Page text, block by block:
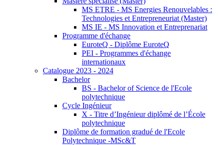
MS ETRE - MS Energies Renouvelables :
Technologies et Entrepreneuriat (Master)
MS IE - MS Innovation et Entreprenariat
Programme d'échange
EuroteQ - Diplôme EuroteQ
PEI - Programmes d'échange
internationaux
Catalogue 2023 - 2024
Bachelor
BS - Bachelor of Science de l'Ecole
polytechnique
Cycle Ingénieur
X - Titre d’Ingénieur diplômé de l’École
polytechnique
Diplôme de formation gradué de l'Ecole
Polytechnique -MSc&T